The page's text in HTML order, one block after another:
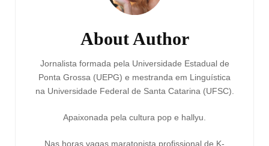
About Author
Jornalista formada pela Universidade Estadual de
Ponta Grossa (UEPG) e mestranda em Linguística
na Universidade Federal de Santa Catarina (UFSC).
Apaixonada pela cultura pop e hallyu.
Nas horas vagas maratonista profissional de K-